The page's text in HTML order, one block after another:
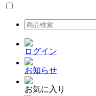
ログイン
お知らせ
お気に入り